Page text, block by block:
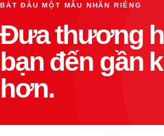
BẮT ĐẦU MỘT MẪU NHÃN RIÊNG
Đưa thương
bạn đến gần
hơn.